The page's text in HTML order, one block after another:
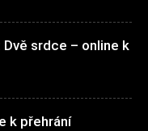
srdce – online k
k přehrání